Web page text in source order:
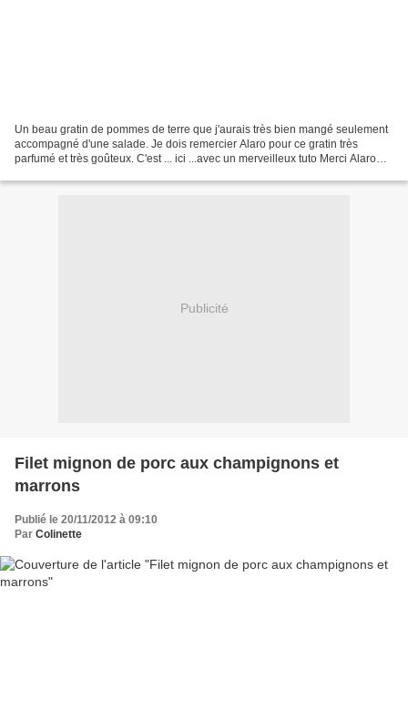
Un beau gratin de pommes de terre que j'aurais très bien mangé seulement
accompagné d'une salade. Je dois remercier Alaro pour ce gratin très
parfumé et très goûteux. C'est ... ici ...avec un merveilleux tuto Merci Alaro
Publicité
Filet mignon de porc aux champignons et
marrons
Publié le 20/11/2012 à 09:10
Par Colinette